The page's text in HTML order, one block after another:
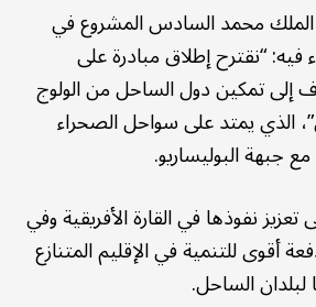
الملك محمد السادس المشروع في
عام 2023 جاء فيه: “نقترح إطلاق مبادرة على
إلى تمكين دول الساحل من الولوج
الذي يمتد على سواحل الصحراء
مع جبهة البوليساريو.
نفوذها في القارة الأفريقية وفي
أقوى للتنمية في الإقليم المتنازع
لبلدان الساحل.